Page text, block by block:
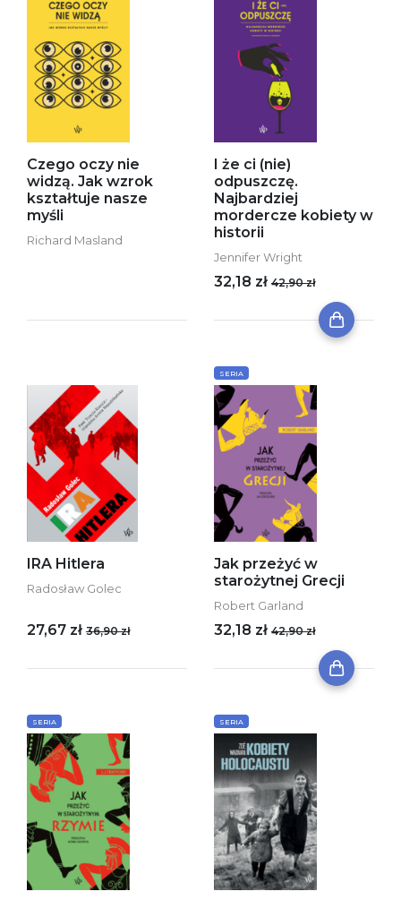
Czego oczy nie
widzą. Jak wzrok
kształtuje nasze
myśli
Richard Masland
I że ci (nie)
odpuszczę.
Najbardziej
mordercze kobiety w
historii
Jennifer Wright
32,18 zł 42,90 zł
IRA Hitlera
Radosław Golec
27,67 zł 36,90 zł
SERIA
Jak przeżyć w
starożytnej Grecji
Robert Garland
32,18 zł 42,90 zł
SERIA SERIA